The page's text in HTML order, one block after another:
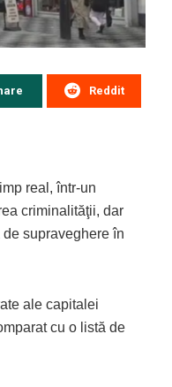
Reddit
real, într-un
criminalităţii, dar
supraveghere în
ale capitalei
cu o listă de